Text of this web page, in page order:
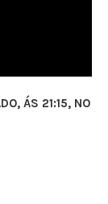
ÁS 21:15, NO